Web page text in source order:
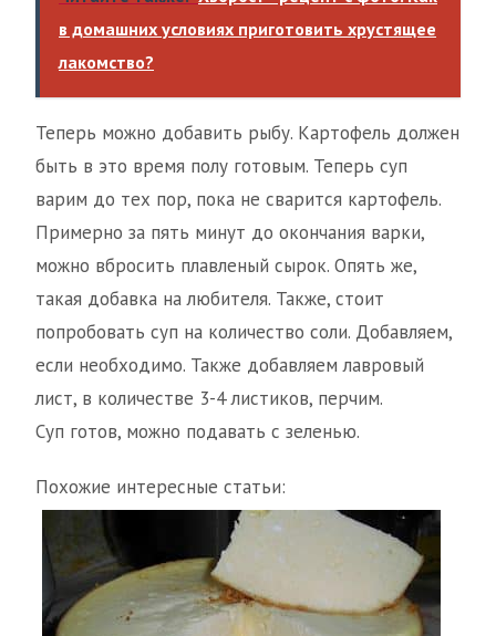
в домашних условиях приготовить хрустящее
лакомство?
Теперь можно добавить рыбу. Картофель должен
быть в это время полу готовым. Теперь суп
варим до тех пор, пока не сварится картофель.
Примерно за пять минут до окончания варки,
можно вбросить плавленый сырок. Опять же,
такая добавка на любителя. Также, стоит
попробовать суп на количество соли. Добавляем,
если необходимо. Также добавляем лавровый
лист, в количестве 3-4 листиков, перчим.
Суп готов, можно подавать с зеленью.
Похожие интересные статьи: